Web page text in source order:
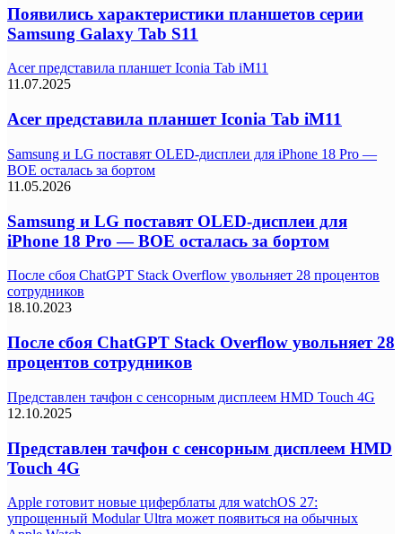
Появились характеристики планшетов серии
Samsung Galaxy Tab S11
Acer представила планшет Iconia Tab iM11
11.07.2025
Acer представила планшет Iconia Tab iM11
Samsung и LG поставят OLED-дисплеи для iPhone 18 Pro —
BOE осталась за бортом
11.05.2026
Samsung и LG поставят OLED-дисплеи для
iPhone 18 Pro — BOE осталась за бортом
После сбоя ChatGPT Stack Overflow увольняет 28 процентов
сотрудников
18.10.2023
После сбоя ChatGPT Stack Overflow увольняет 28
процентов сотрудников
Представлен тачфон с сенсорным дисплеем HMD Touch 4G
12.10.2025
Представлен тачфон с сенсорным дисплеем HMD
Touch 4G
Apple готовит новые циферблаты для watchOS 27:
упрощенный Modular Ultra может появиться на обычных